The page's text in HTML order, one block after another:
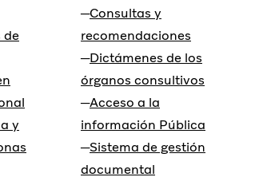
de
y
Consultas y
recomendaciones
Dictámenes de los
órganos consultivos
Acceso a la
información Pública
Sistema de gestión
documental